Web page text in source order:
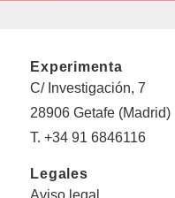
Experimenta
C/ Investigación, 7
28906 Getafe (Madrid)
T. +34 91 6846116
Legales